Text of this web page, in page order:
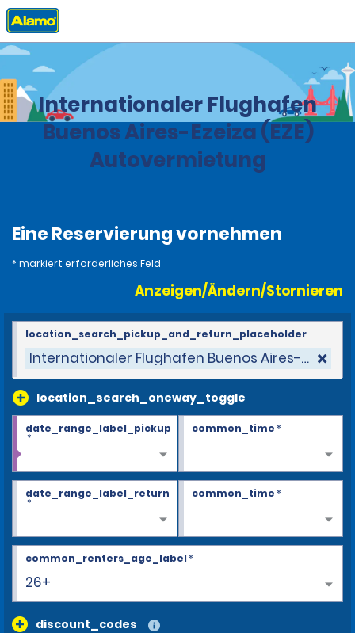
Privat Stationen
Internationaler Flughafen
Buenos Aires-Ezeiza (EZE)
Autovermietung
Eine Reservierung vornehmen
* markiert erforderliches Feld
Anzeigen/Ändern/Stornieren
Internationaler Flughafen Buenos Aires-Ezeiza
location_search_oneway_toggle
location_search_pickup_and_return_placeholder
date_range_label_pickup
*
common_time*
date_range_label_return
*
common_time*
26+
common_renters_age_label*
discount_codes